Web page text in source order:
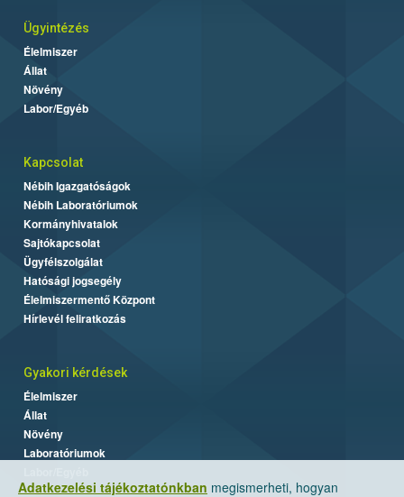
Adatkezelési tájékoztatónkban megismerheti, hogyan
Ügyintézés
Élelmiszer
Állat
Növény
Labor/Egyéb
Kapcsolat
Nébih Igazgatóságok
Nébih Laboratóriumok
Kormányhivatalok
Sajtókapcsolat
Ügyfélszolgálat
Hatósági jogsegély
Élelmiszermentő Központ
Hírlevél feliratkozás
Gyakori kérdések
Élelmiszer
Állat
Növény
Laboratóriumok